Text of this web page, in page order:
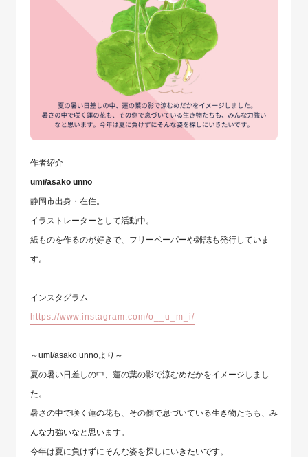
作者紹介
umi/asako unno
静岡市出身・在住。
イラストレーターとして活動中。
紙ものを作るのが好きで、フリーペーパーや雑誌も発行していま
す。
インスタグラム
https://www.instagram.com/o__u_m_i/
～umi/asako unnoより～
夏の暑い日差しの中、蓮の葉の影で涼むめだかをイメージしまし
た。
暑さの中で咲く蓮の花も、その側で息づいている生き物たちも、み
んな力強いなと思います。
今年は夏に負けずにそんな姿を探しにいきたいです。